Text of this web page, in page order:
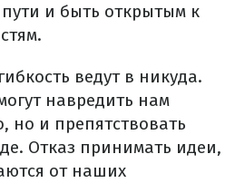
и быть открытым к
ведут в никуда.
навредить нам
но и препятствовать
Отказ принимать идеи,
от наших